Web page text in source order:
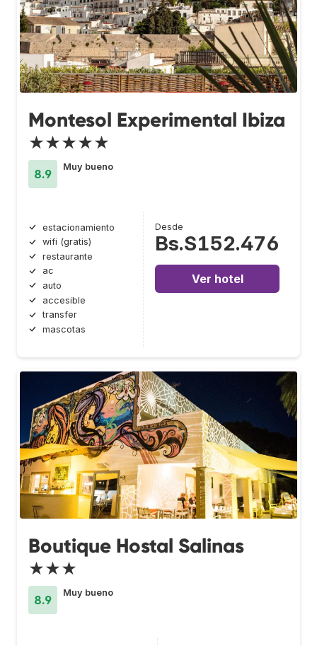
Montesol Experimental Ibiza
★★★★★
8.9
Muy bueno
estacionamiento
wifi (gratis)
restaurante
ac
auto
accesible
transfer
mascotas
Desde
Bs.S152.476
Ver hotel
Boutique Hostal Salinas
★★★
8.9
Muy bueno